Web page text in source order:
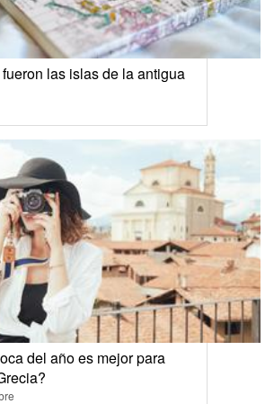
las islas de la antigua
del año es mejor para